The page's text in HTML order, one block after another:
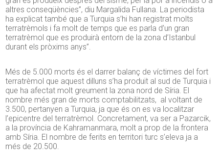
altres conseqüències”, diu Margalida Fullana. La periodista
ha explicat també que a Turquia s’hi han registrat molts
terratrèmols i fa molt de temps que es parla d’un gran
terratrèmol que es produirà entorn de la zona d’Istanbul
durant els pròxims anys”.
Més de 5.000 morts és el darrer balanç de víctimes del fort
terratrèmol que aquest dilluns s’ha produït al sud de Turquia i
que ha afectat molt greument la zona nord de Síria. El
nombre més gran de morts comptabilitzats, al voltant de
3.500, pertanyen a Turquia, ja que és on es va localitzar
l’epicentre del terratrèmol. Concretament, va ser a Pazarcik,
a la província de Kahramanmara, molt a prop de la frontera
amb Síria. El nombre de ferits en territori turc s’eleva ja a
més de 20.500.